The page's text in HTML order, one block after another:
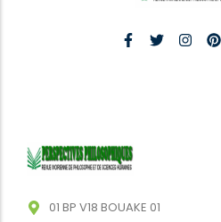
01 BP V18 BOUAKE 01